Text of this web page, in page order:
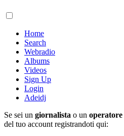
Home
Search
Webradio
Albums
Videos
Sign Up
Login
Adeidj
Se sei un giornalista o un operatore
del tuo account registrandoti qui: